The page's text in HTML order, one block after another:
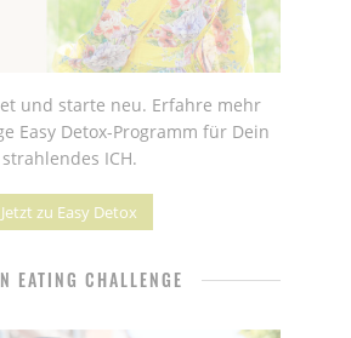
und starte neu. Erfahre mehr
Easy Detox-Programm für Dein
strahlendes ICH.
Jetzt zu Easy Detox
EATING CHALLENGE